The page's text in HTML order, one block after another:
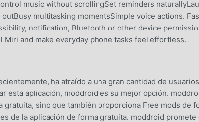
music without scrollingSet reminders
multitasking momentsSimple voice actions.
notification, Bluetooth or other device
and make everyday phone tasks feel effortless.
ha atraído a una gran cantidad de
esta aplicación, moddroid es su mejor opción.
gratuita, sino que también proporciona Free mods de
de la aplicación de forma gratuita. moddroid promete